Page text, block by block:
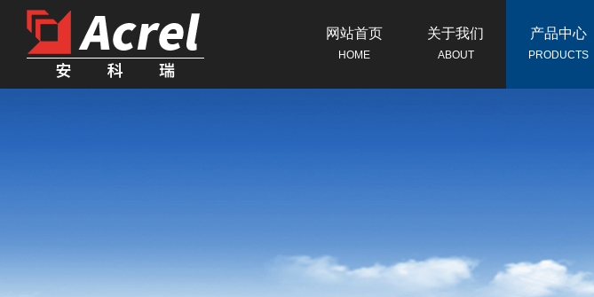
网站首页
HOME
关于我们
ABOUT
产品中心
PRODUCTS